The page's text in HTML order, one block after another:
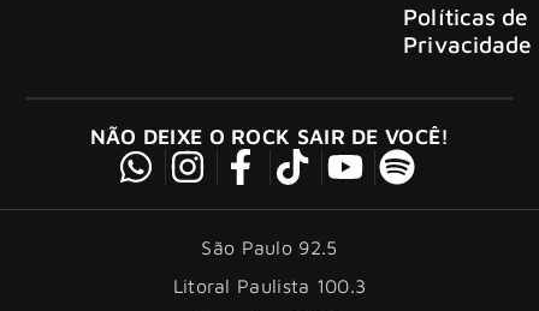
Políticas de
Privacidade
NÃO DEIXE O ROCK SAIR DE VOCÊ!
São Paulo 92.5
Litoral Paulista 100.3